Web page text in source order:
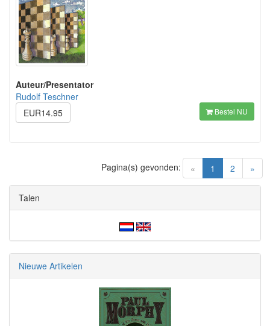
Auteur/Presentator
Rudolf Teschner
EUR14.95
Bestel NU
« 1 (current)
2 »
Pagina(s) gevonden:
Talen
Nieuwe Artikelen